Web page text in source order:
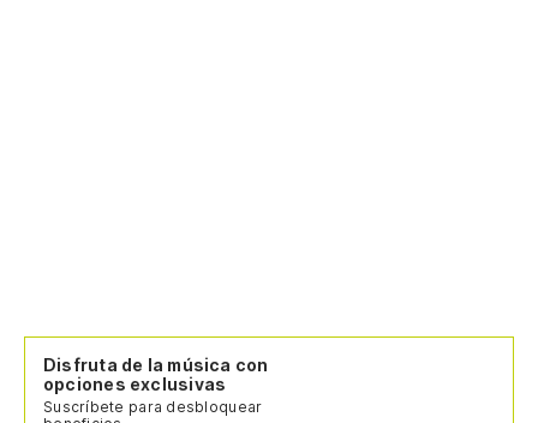
Disfruta de la música con
opciones exclusivas
Suscríbete para desbloquear